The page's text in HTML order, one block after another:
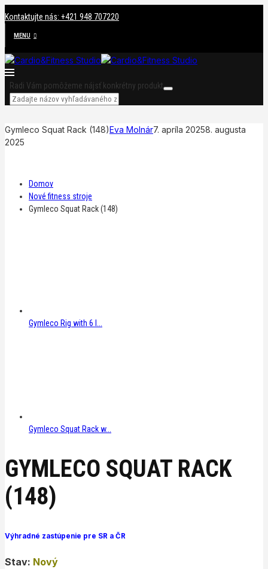
Kontaktujte nás: +421 948 707220
MENU
Radi Vám pomôžeme nájsť konkrétny produkt
Gymleco Squat Rack (148)Eva Molnár7. apríla 20258. augusta
2025
Domov
Nové fitness stroje
Gymleco Squat Rack (148)
Gymleco Rig with 6 l...
Gymleco Squat Rack w...
GYMLECO SQUAT RACK
(148)
Výhradné zastúpenie pre SR a ČR
Stav: Nový